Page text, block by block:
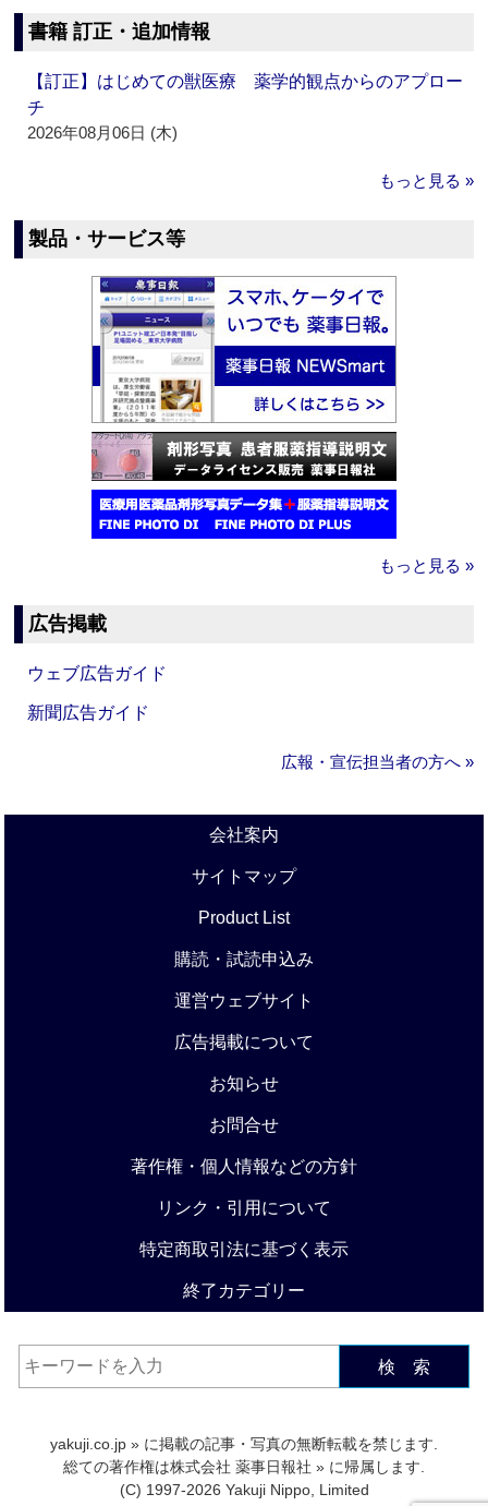
書籍 訂正・追加情報
【訂正】はじめての獣医療 薬学的観点からのアプロー
チ
2026年08月06日 (木)
もっと見る »
製品・サービス等
もっと見る »
広告掲載
ウェブ広告ガイド
新聞広告ガイド
広報・宣伝担当者の方へ »
会社案内
サイトマップ
Product List
購読・試読申込み
運営ウェブサイト
広告掲載について
お知らせ
お問合せ
著作権・個人情報などの方針
リンク・引用について
特定商取引法に基づく表示
終了カテゴリー
検 索
yakuji.co.jp » に掲載の記事・写真の無断転載を禁じます.
総ての著作権は株式会社 薬事日報社 » に帰属します.
(C) 1997-2026 Yakuji Nippo, Limited